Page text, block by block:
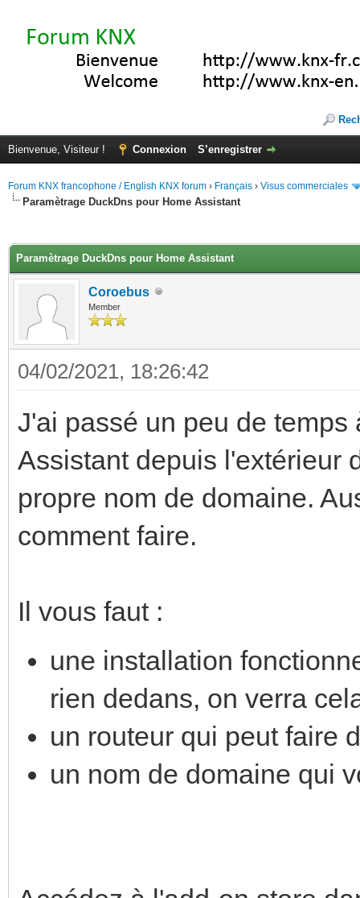
Bienvenue, Visiteur ! Connexion S’enregistrer
Forum KNX francophone / English KNX forum › Français › Visus commerciales
Paramètrage DuckDns pour Home Assistant
Paramètrage DuckDns pour Home Assistant
Coroebus
Member
04/02/2021, 18:26:42
J'ai passé un peu de
Assistant depuis l'extérieur
propre nom de domaine.
comment faire.
Il vous faut :
une installation
rien dedans, on verra
un routeur qui peut faire
un nom de domaine qui